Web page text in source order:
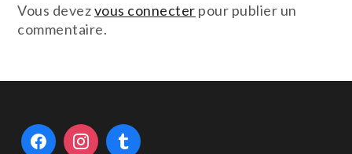
Vous devezvous connecter pour publier un
commentaire.